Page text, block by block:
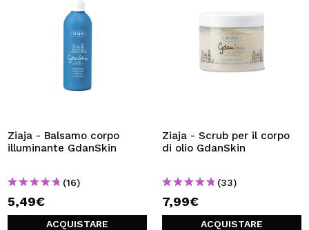
Ha dimenticato la password?
Non ho un account qui
Creando un account su Maquibeauty.it potrai fare i tuoi
acquisti velocemente, controllare lo stato dei tuoi ordini e
consultare le tue operazioni precedenti.
Ziaja - Balsamo corpo
illuminante GdanSkin
(16)
5,49€
ACQUISTARE
Ziaja - Scrub per il corpo
di olio GdanSkin
(33)
7,99€
ACQUISTARE